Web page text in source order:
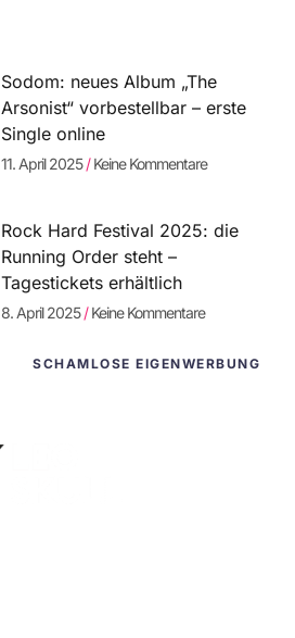
Sodom: neues Album „The
Arsonist“ vorbestellbar – erste
Single online
11. April 2025 Keine Kommentare
Rock Hard Festival 2025: die
Running Order steht –
Tagestickets erhältlich
8. April 2025 Keine Kommentare
SCHAMLOSE EIGENWERBUNG